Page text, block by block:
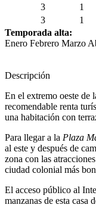
3
1
3
1
Temporada alta:
Enero Febrero Marzo
Descripción
En el extremo oeste de
recomendable renta
una habitación con
Para llegar a la Plaza
al este y después de
zona con las
ciudad colonial más
El acceso público al
manzanas de esta casa